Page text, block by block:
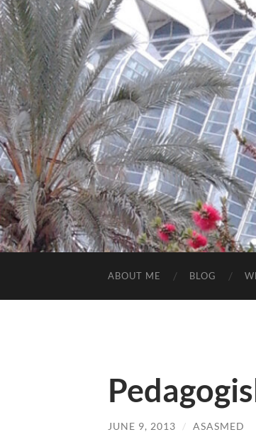
ABOUT ME BLOG
JUNE 9, 2013 / ASASMED